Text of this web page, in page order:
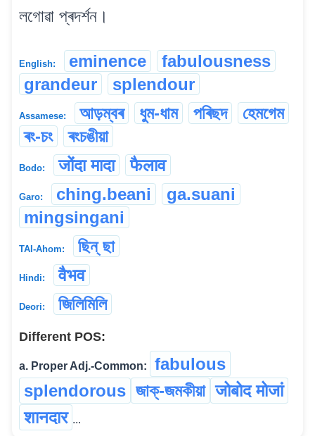
লগোৱা প্ৰদৰ্শন।
English: eminence
fabulousness
grandeur
splendour
Assamese: আড়ম্বৰ ধুম-ধাম পৰিছদ
হেমগেম
ৰং-চং
ৰংচঙীয়া
Bodo: जोंदा मादा फैलाव
Garo: ching.beani
ga.suani
mingsingani
TAI-Ahom: ছিন্ ছা
Hindi: वैभव
Deori: জিলিমিলি
Different POS:
a. Proper Adj.-Common:
fabulous
splendorous জাক্-জমকীয়া जोबोद मोजां
शानदार ...